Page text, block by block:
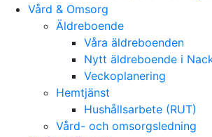
Vård & Omsorg
Äldreboende
Våra äldreboenden
Nytt äldreboende i
Veckoplanering
Hemtjänst
Hushållsarbete (RUT)
Vård- och omsorgsledning